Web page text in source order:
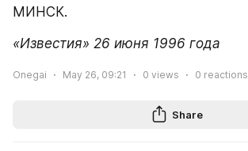
МИНСК.
«Известия» 26 июня 1996 года
Onegai May 26, 09:21 0 views 0 reactions
Share